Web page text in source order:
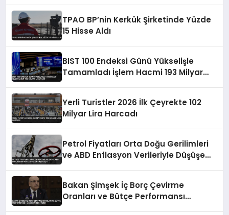
TPAO BP’nin Kerkük Şirketinde Yüzde
15 Hisse Aldı
BIST 100 Endeksi Günü Yükselişle
Tamamladı İşlem Hacmi 193 Milyar
Yerli Turistler 2026 İlk Çeyrekte 102
Milyar Lira Harcadı
Petrol Fiyatları Orta Doğu Gerilimleri
ve ABD Enflasyon Verileriyle Düşüşe
Bakan Şimşek İç Borç Çevirme
Oranları ve Bütçe Performansı